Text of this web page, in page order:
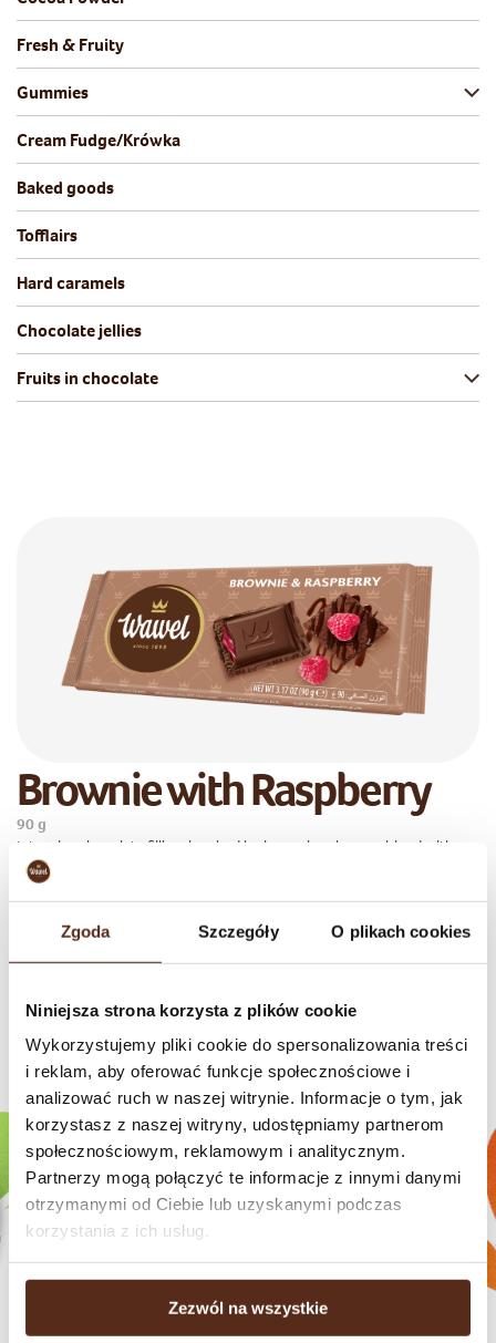
Zgoda Szczegóły O plikach cookies
Niniejsza strona korzysta z plików cookie
Wykorzystujemy pliki cookie do spersonalizowania treści
i reklam, aby oferować funkcje społecznościowe i
analizować ruch w naszej witrynie. Informacje o tym, jak
korzystasz z naszej witryny, udostępniamy partnerom
społecznościowym, reklamowym i analitycznym.
Partnerzy mogą połączyć te informacje z innymi danymi
otrzymanymi od Ciebie lub uzyskanymi podczas
korzystania z ich usług.
Zezwól na wszystkie
Fresh & Fruity
Gummies
Cream Fudge/Krówka
Baked goods
Tofflairs
Hard caramels
Chocolate jellies
Fruits in chocolate
Brownie with Raspberry
90 g
Intensive chocolate filling, inspired by brownie cake, combined with an
assertive raspberry mousse complemented by Wawel finest dark
chocolate. Ideal for those who love the unique combination of
chocolate cake and fruit. The product does not contain artificial
flavours or colours.
Check our brands